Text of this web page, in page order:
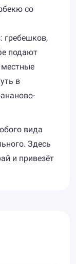
со
гребешков,
подают
в
вида
Здесь
и привезёт